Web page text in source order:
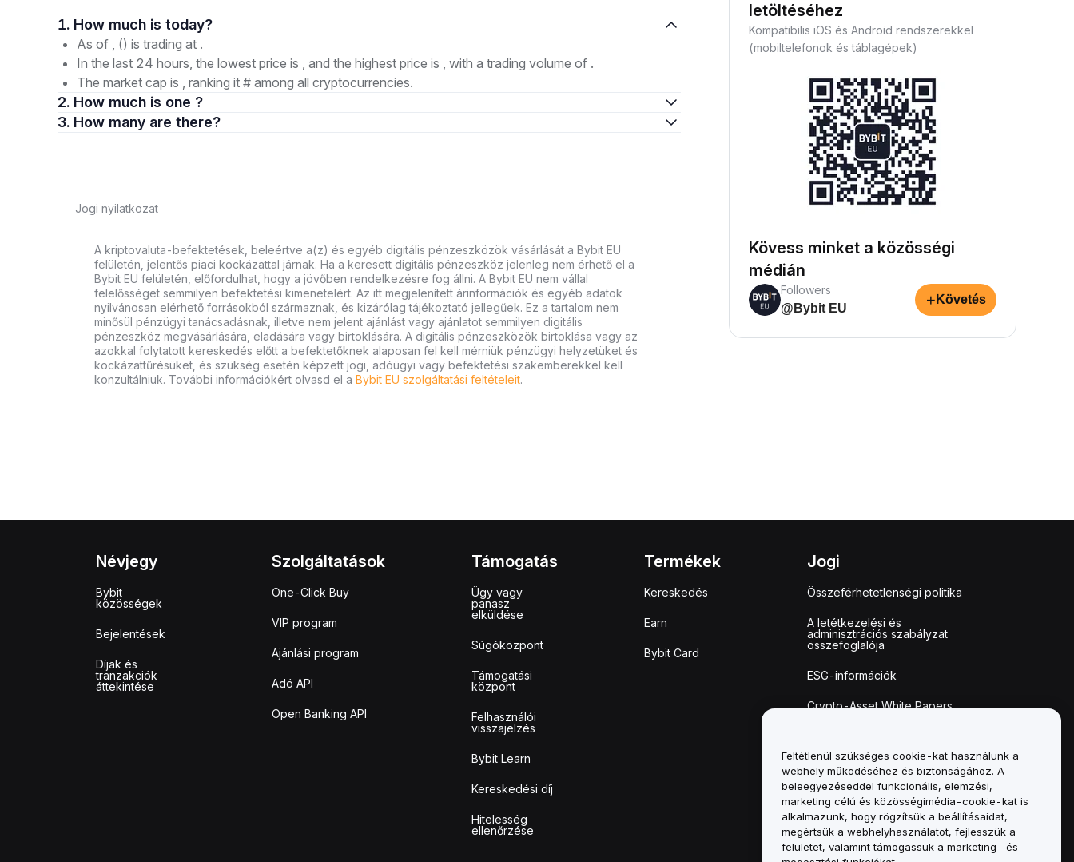
1. How much is today?
As of , () is trading at .
In the last 24 hours, the lowest price is , and the highest price is , with a trading volume of .
The market cap is , ranking it # among all cryptocurrencies.
2. How much is one ?
3. How many are there?
Jogi nyilatkozat
A kriptovaluta-befektetések, beleértve a(z) és egyéb digitális pénzeszközök vásárlását a Bybit EU
felületén, jelentős piaci kockázattal járnak. Ha a keresett digitális pénzeszköz jelenleg nem érhető el a
Bybit EU felületén, előfordulhat, hogy a jövőben rendelkezésre fog állni. A Bybit EU nem vállal
felelősséget semmilyen befektetési kimenetelért. Az itt megjelenített árinformációk és egyéb adatok
nyilvánosan elérhető forrásokból származnak, és kizárólag tájékoztató jellegűek. Ez a tartalom nem
minősül pénzügyi tanácsadásnak, illetve nem jelent ajánlást vagy ajánlatot semmilyen digitális
pénzeszköz megvásárlására, eladására vagy birtoklására. A digitális pénzeszközök birtoklása vagy az
azokkal folytatott kereskedés előtt a befektetőknek alaposan fel kell mérniük pénzügyi helyzetüket és
kockázattűrésüket, és szükség esetén képzett jogi, adóügyi vagy befektetési szakemberekkel kell
konzultálniuk. További információkért olvasd el a Bybit EU szolgáltatási feltételeit.
letöltéséhez
Kompatibilis iOS és Android rendszerekkel
(mobiltelefonok és táblagépek)
Kövess minket a közösségi
médián
Followers
@Bybit EU
+ Követés
Névjegy
Bybit
közösségek
Bejelentések
Díjak és
tranzakciók
áttekintése
Szolgáltatások
One-Click Buy
VIP program
Ajánlási program
Adó API
Open Banking API
Támogatás
Ügy vagy
panasz
elküldése
Súgóközpont
Támogatási
központ
Felhasználói
visszajelzés
Bybit Learn
Kereskedési díj
Hitelesség
ellenőrzése
Termékek
Kereskedés
Earn
Bybit Card
Jogi
Összeférhetetlenségi politika
A letétkezelési és
adminisztrációs szabályzat
összefoglalója
ESG-információk
Crypto-Asset White Papers
Feltétlenül szükséges cookie-kat használunk a
webhely működéséhez és biztonságához. A
beleegyezéseddel funkcionális, elemzési,
marketing célú és közösségimédia-cookie-kat is
alkalmazunk, hogy rögzítsük a beállításaidat,
megértsük a webhelyhasználatot, fejlesszük a
felületet, valamint támogassuk a marketing- és